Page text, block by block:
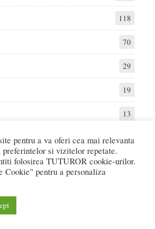
118
70
29
19
13
Diverse Sanatate
de servicii si produse din Romania. Recenzii
sa faceti cea mai buna alegere.
pentru a va oferi cea mai relevanta
preferintelor si vizitelor repetate.
folosirea TUTUROR cookie-urilor.
pentru a personaliza